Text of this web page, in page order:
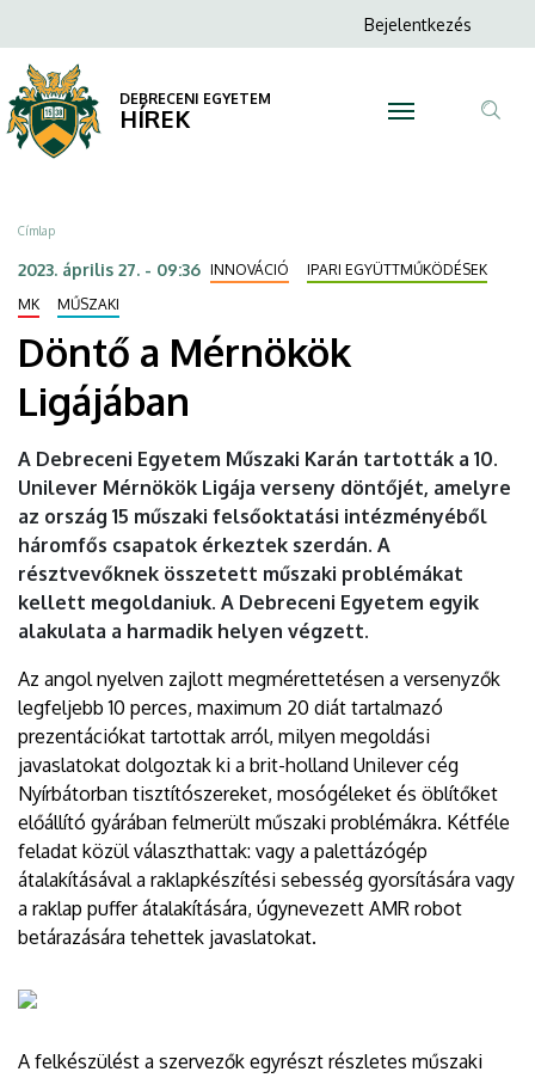
Mérnökök
Ligájában
DEBRECENI
EGYETEM
a
tartalomra
Anonim
menüje
Bejelentkezés
DEBRECENI EGYETEM
HÍREK
Morzsa
Címlap
2023. április 27. - 09:36 INNOVÁCIÓ
IPARI EGYÜTTMŰKÖDÉSEK
MK
MŰSZAKI
Döntő a Mérnökök
Ligájában
A Debreceni Egyetem Műszaki Karán tartották a 10.
Unilever Mérnökök Ligája verseny döntőjét, amelyre
az ország 15 műszaki felsőoktatási intézményéből
háromfős csapatok érkeztek szerdán. A
résztvevőknek összetett műszaki problémákat
kellett megoldaniuk. A Debreceni Egyetem egyik
alakulata a harmadik helyen végzett.
Az angol nyelven zajlott megmérettetésen a versenyzők
legfeljebb 10 perces, maximum 20 diát tartalmazó
prezentációkat tartottak arról, milyen megoldási
javaslatokat dolgoztak ki a brit-holland Unilever cég
Nyírbátorban tisztítószereket, mosógéleket és öblítőket
előállító gyárában felmerült műszaki problémákra. Kétféle
feladat közül választhattak: vagy a palettázógép
átalakításával a raklapkészítési sebesség gyorsítására vagy
a raklap puffer átalakítására, úgynevezett AMR robot
betárazására tehettek javaslatokat.
A felkészülést a szervezők egyrészt részletes műszaki